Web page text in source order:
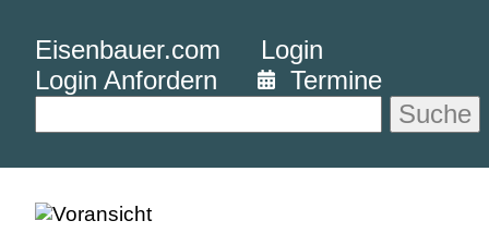
Eisenbauer.com
Login
Login Anfordern
Termine
Suche